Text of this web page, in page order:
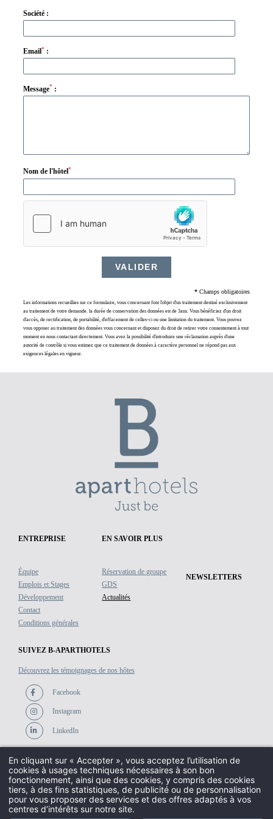
Société :
Email* :
Message* :
Nom de l'hôtel*
VALIDER
* Champs obligatoires
Les informations recueillies sur ce formulaire, vous concernant font l'objet d'un traitement destiné exclusivement
au traitement de votre demande. la durée de conservation des données est de 3ans. Vous bénéficiez d'un droit
d'accès, de rectification, de portabilité, d'effacement de celles-ci ou une limitation du traitement. Vous pouvez
vous opposer au traitement des données vous concernant et disposez du droit de retirer votre consentement à tout
moment en nous contactant directement. Vous avez la possibilité d'introduire une réclamation auprès d'une
autorité de contrôle si vous estimez que ce traitement de données à caractère personnel ne répond pas aux
exigences légales en vigueur.
ENTREPRISE
Équipe
Emplois et Stages
Développement
Contact
Conditions générales
EN SAVOIR PLUS
Réservation de groupe
GDS
Actualités
NEWSLETTERS
SUIVEZ B-APARTHOTELS
Découvrez les témoignages de nos hôtes
Facebook
Instagram
LinkedIn
© 2020. B-APARTHOTELS. TOUS DROITS RÉSERVÉS.COOKIES. HAPI
POWERED BY MMCRÉATION.
En cliquant sur « Accepter », vous acceptez l’utilisation de
cookies à usages techniques nécessaires à son bon
fonctionnement, ainsi que des cookies, y compris des cookies
tiers, à des fins statistiques, de publicité ou de personnalisation
pour vous proposer des services et des offres adaptés à vos
centres d’intérêts sur notre site.